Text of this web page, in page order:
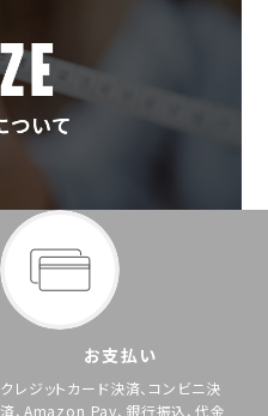
お支払い
クレジットカード決済、コンビニ決
済、Amazon Pay、銀行振込、代金